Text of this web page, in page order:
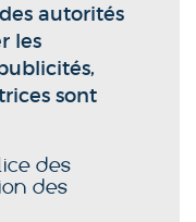
autorités
les
sont
des
des